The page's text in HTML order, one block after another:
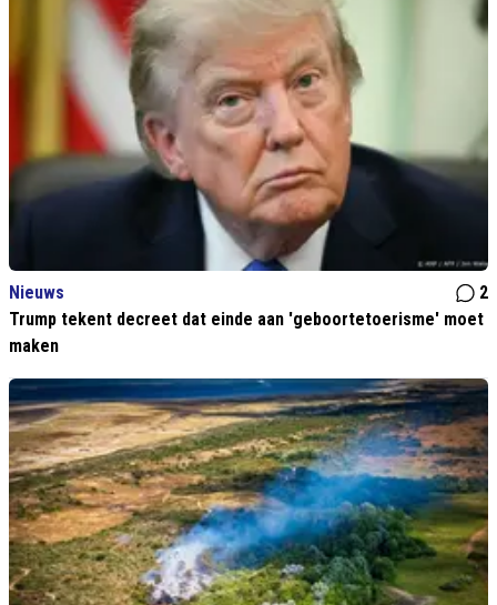
Nieuws
2
Trump tekent decreet dat einde aan 'geboortetoerisme' moet
maken